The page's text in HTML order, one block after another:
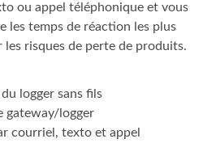
ou appel téléphonique et vous
les temps de réaction les plus
risques de perte de produits.
logger sans fils
gateway/logger
courriel, texto et appel